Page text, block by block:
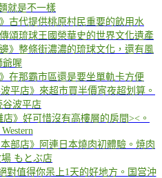
就是不一樣
古代提供桃原村民重要的飲用水
頌琉球王國榮華史的世界文化遺產
》整條街濃濃的琉球文化，還有風
爺喔
在那霸市區還是要坐單軌卡方便
平店》來超市買半價宵夜超划算。
谷波平店
》好可惜沒有高樓層的房間><。
部店》阿連日本燒肉初體驗。焼肉
もとぶ店
對值得你呆上1天的好地方。国営沖